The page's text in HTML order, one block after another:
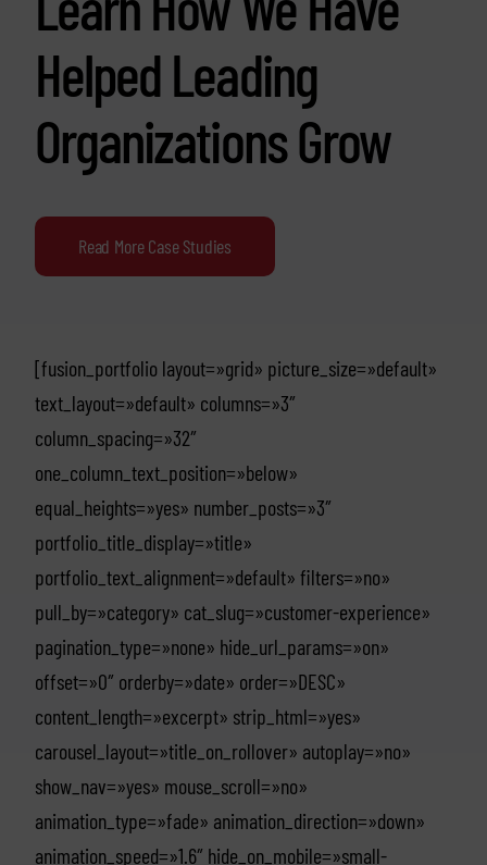
Helped Leading
Organizations Grow
Read More Case Studies
[fusion_portfolio layout=»grid» picture_size=»default»
text_layout=»default» columns=»3″
column_spacing=»32″
one_column_text_position=»below»
equal_heights=»yes» number_posts=»3″
portfolio_title_display=»title»
portfolio_text_alignment=»default» filters=»no»
pull_by=»category» cat_slug=»customer-experience»
pagination_type=»none» hide_url_params=»on»
offset=»0″ orderby=»date» order=»DESC»
content_length=»excerpt» strip_html=»yes»
carousel_layout=»title_on_rollover» autoplay=»no»
show_nav=»yes» mouse_scroll=»no»
animation_type=»fade» animation_direction=»down»
animation_speed=»1.6″ hide_on_mobile=»small-